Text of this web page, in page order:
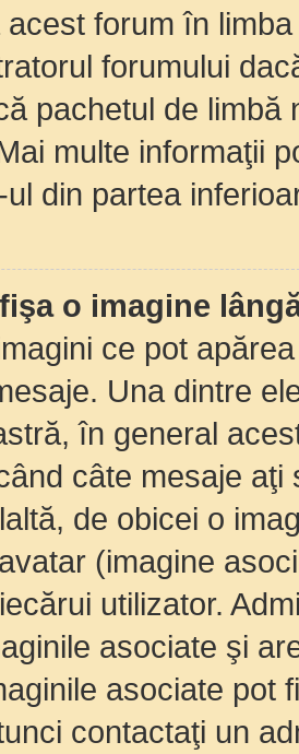
forum în
forumului
pachetul de
multe informaţii
din partea
o imagine
ce pot
Una dintre
în general
câte mesaje
de obicei o
(imagine
utilizator.
asociate şi
asociate pot
contactaţi un